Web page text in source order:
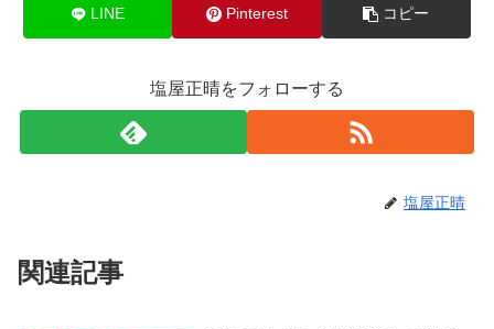
LINE Pinterest コピー
塩屋正晴をフォローする
塩屋正晴
関連記事